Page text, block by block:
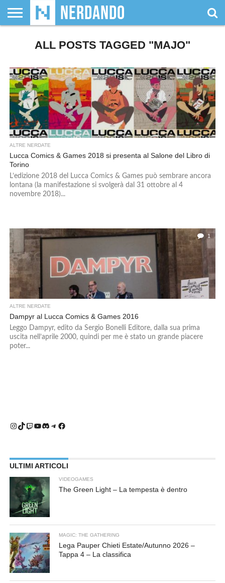
SIAMO
GIOCHI
GIOCHI
VIDEOGAMES
FUMETTI
& LIBRI
MAGIC:
DUNGEONS
WRESTLING
NERDANDO
AWARDS
BOLLINIALL POSTS TAGGED "MAJO"
ALTRE NERDATE
Lucca Comics & Games 2018 si presenta al Salone del Libro di
Torino
L’edizione 2018 del Lucca Comics & Games può sembrare ancora
lontana (la manifestazione si svolgerà dal 31 ottobre al 4
novembre 2018)...
1
ALTRE NERDATE
Dampyr al Lucca Comics & Games 2016
Leggo Dampyr, edito da Sergio Bonelli Editore, dalla sua prima
uscita nell’aprile 2000, quindi per me è stato un grande piacere
poter...
Instagram
TikTok
Twitch
YouTube
Discord
Telegram
Facebook
ULTIMI ARTICOLI
VIDEOGAMES
The Green Light – La tempesta è dentro
MAGIC: THE GATHERING
Lega Pauper Chieti Estate/Autunno 2026 –
Tappa 4 – La classifica